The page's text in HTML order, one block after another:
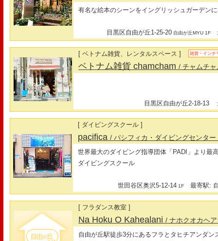
有名な絵本のシーンをイングリッシュガーデン
目黒区自由が丘1-25-20 自由が丘MYU 1F
[ ベトナム雑貨、レンタルスペース ] 雑貨・インテ
ベトナム雑貨 chamcham/ チャムチャ
目黒区自由が丘2-18-13
[ ダイビングスクール ]
pacifica/ パシフィカ・ダイビングセンタ
世界最大のダイビング指導団体「PADI」より最
ダイビングスクール
世田谷区奥沢5-12-14 1F 最寄駅:
[ フラダンス教室 ]
Na Hoku O Kahealani/ ナホクオカヘ
自由が丘駅徒歩3分にあるフラとタヒチアンダン